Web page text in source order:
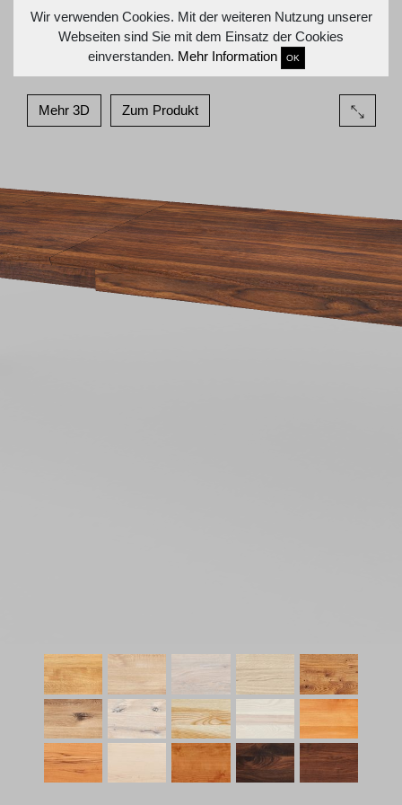
Wir verwenden Cookies. Mit der weiteren Nutzung unserer
Webseiten sind Sie mit dem Einsatz der Cookies
einverstanden. Mehr Information OK
Mehr 3D Zum Produkt